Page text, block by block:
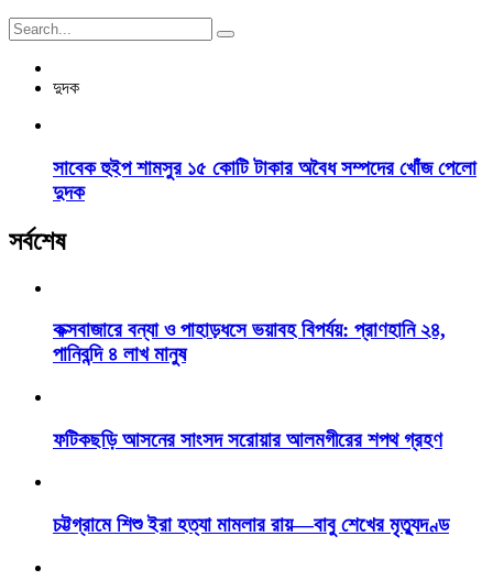
দুদক
সাবেক হুইপ শামসুর ১৫ কোটি টাকার অবৈধ সম্পদের খোঁজ পেলো
দুদক
সর্বশেষ
কক্সবাজারে বন্যা ও পাহাড়ধসে ভয়াবহ বিপর্যয়: প্রাণহানি ২৪,
পানিবন্দি ৪ লাখ মানুষ
ফটিকছড়ি আসনের সাংসদ সরোয়ার আলমগীরের শপথ গ্রহণ
চট্টগ্রামে শিশু ইরা হত্যা মামলার রায়—বাবু শেখের মৃত্যুদণ্ড